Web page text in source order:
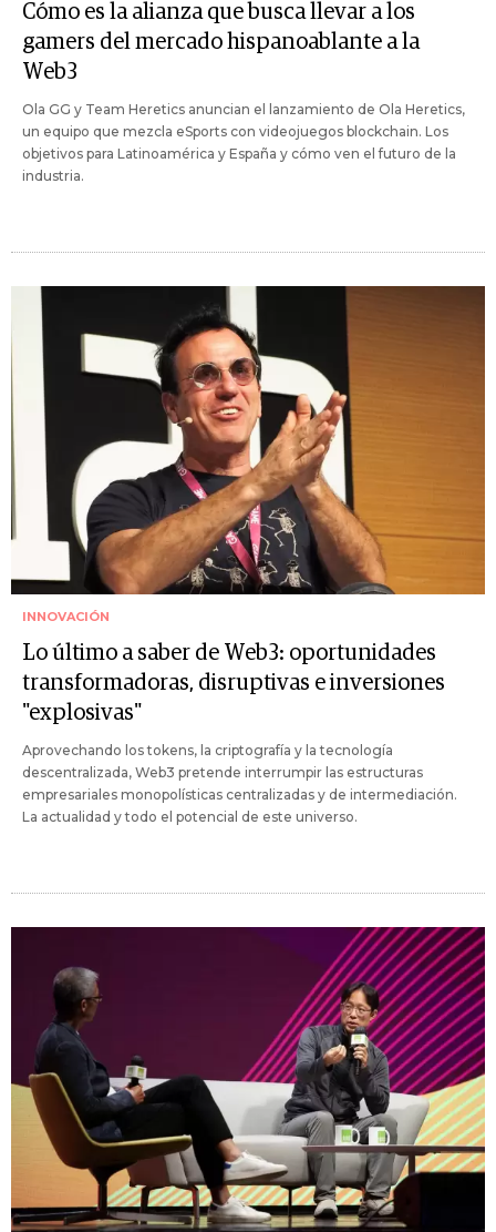
Cómo es la alianza que busca llevar a los
gamers del mercado hispanoablante a la
Web3
Ola GG y Team Heretics anuncian el lanzamiento de Ola Heretics,
un equipo que mezcla eSports con videojuegos blockchain. Los
objetivos para Latinoamérica y España y cómo ven el futuro de la
industria.
INNOVACIÓN
Lo último a saber de Web3: oportunidades
transformadoras, disruptivas e inversiones
"explosivas"
Aprovechando los tokens, la criptografía y la tecnología
descentralizada, Web3 pretende interrumpir las estructuras
empresariales monopolísticas centralizadas y de intermediación.
La actualidad y todo el potencial de este universo.